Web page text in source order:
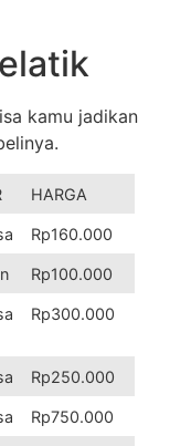
kamu jadikan
HARGA
Rp160.000
Rp100.000
Rp300.000
Rp250.000
Rp750.000